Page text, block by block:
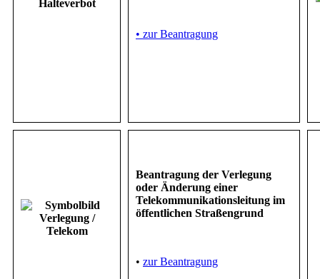
• zur Beantragung
Beantragung der Verlegung
oder Änderung einer
Telekommunikationsleitung im
öffentlichen Straßengrund
• zur Beantragung